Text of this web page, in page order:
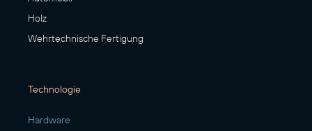
Holz
Wehrtechnische Fertigung
Technologie
Hardware